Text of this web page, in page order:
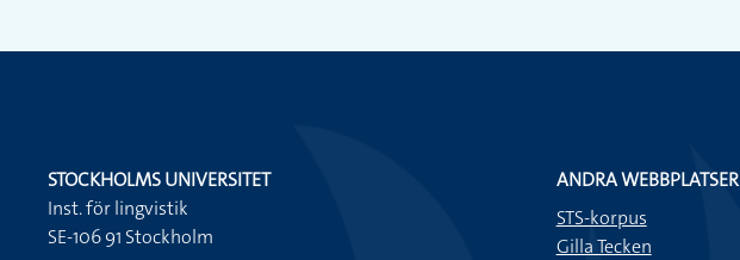
STOCKHOLMS UNIVERSITET
Inst. för lingvistik
SE-106 91 Stockholm
ANDRA WEBBPLATSER
STS-korpus
Gilla Tecken